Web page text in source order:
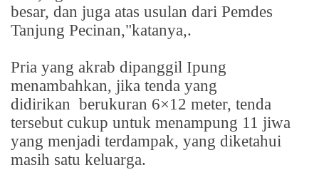
besar, dan juga atas usulan dari Pemdes
Tanjung Pecinan,"katanya,.
Pria yang akrab dipanggil Ipung
menambahkan, jika tenda yang
didirikan berukuran 6×12 meter, tenda
tersebut cukup untuk menampung 11 jiwa
yang menjadi terdampak, yang diketahui
masih satu keluarga.